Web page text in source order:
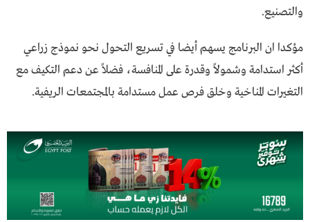
والتصنيع.
مؤكدا ان البرنامج يسهم أيضا في تسريع التحول نحو نموذج زراعي
أكثر استدامة وشمولاً وقدرة على المنافسة، فضلاً عن دعم التكيف مع
التغيرات المناخية وخلق فرص عمل مستدامة بالمجتمعات الريفية.